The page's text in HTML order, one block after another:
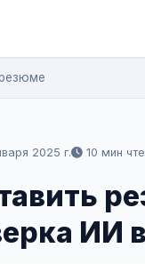
2025 г. 10 мин
ИИ